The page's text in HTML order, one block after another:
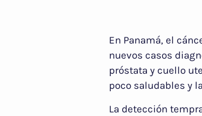
En Panamá, el
nuevos casos
próstata y cuello
poco saludables y
La detección